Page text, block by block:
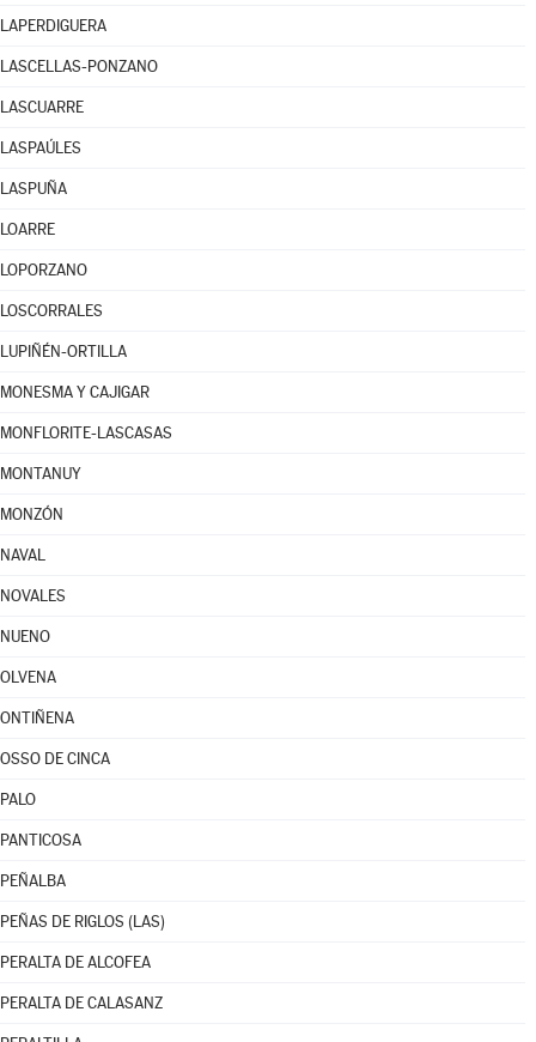
LAPERDIGUERA
LASCELLAS-PONZANO
LASCUARRE
LASPAÚLES
LASPUÑA
LOARRE
LOPORZANO
LOSCORRALES
LUPIÑÉN-ORTILLA
MONESMA Y CAJIGAR
MONFLORITE-LASCASAS
MONTANUY
MONZÓN
NAVAL
NOVALES
NUENO
OLVENA
ONTIÑENA
OSSO DE CINCA
PALO
PANTICOSA
PEÑALBA
PEÑAS DE RIGLOS (LAS)
PERALTA DE ALCOFEA
PERALTA DE CALASANZ